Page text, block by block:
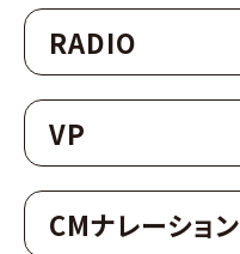
RADIO
VP
CMナレーション